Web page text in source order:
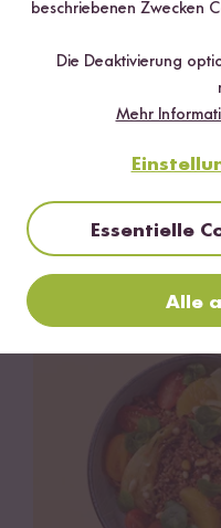
Gelbe Curry Udon
beschriebenen Zwecken
Die Deaktivierung
Mehr
Essentielle
Alle